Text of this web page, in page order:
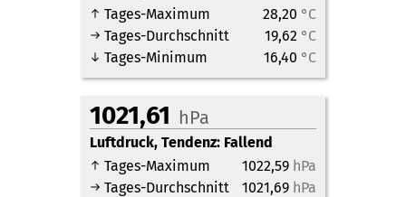
Tages-Maximum
28,20 °C
Tages-Durchschnitt
19,62 °C
Tages-Minimum
16,40 °C
1021,61 hPa
Luftdruck, Tendenz: Fallend
Tages-Maximum
1022,59 hPa
Tages-Durchschnitt
1021,69 hPa